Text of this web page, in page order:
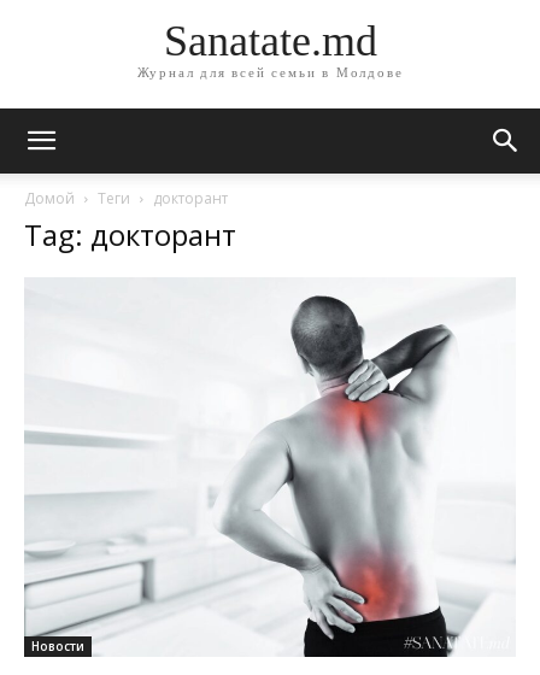
Sanatate.md
Журнал для всей семьи в Молдове
Домой Теги докторант
Tag: докторант
Новости